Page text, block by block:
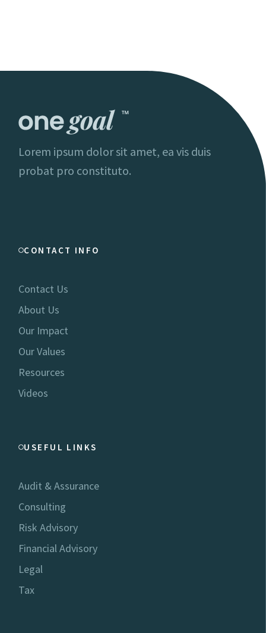
Lorem ipsum dolor sit amet, ea vis duis
probat pro constituto.
CONTACT INFO
Contact Us
About Us
Our Impact
Our Values
Resources
Videos
USEFUL LINKS
Audit & Assurance
Consulting
Risk Advisory
Financial Advisory
Legal
Tax